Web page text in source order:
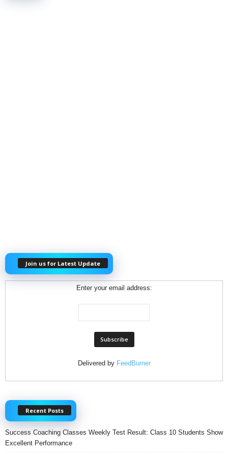
Join us for Latest Update
Enter your email address:
Delivered by FeedBurner
Recent Posts
Success Coaching Classes Weekly Test Result: Class 10 Students Show
Excellent Performance